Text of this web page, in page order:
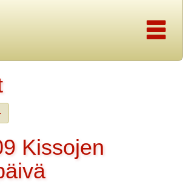
Kissojen